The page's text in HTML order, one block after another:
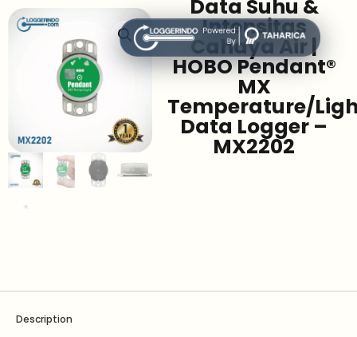
Data Suhu &
Intensitas
Cahaya Air |
HOBO Pendant®
MX
Temperature/
Data Logger –
MX2202
Description